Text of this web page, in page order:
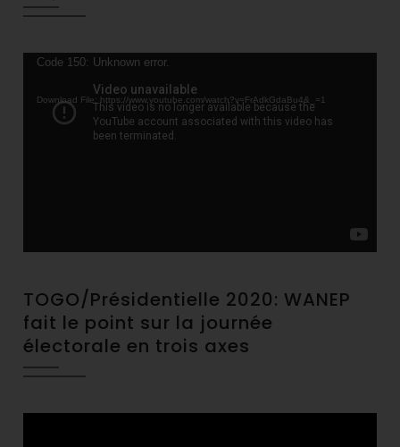
Video
Code 150: Unknown error.
Download File: https://www.youtube.com/watch?v=FrAdkGdaBu4&_=1
TOGO/Présidentielle 2020: WANEP
fait le point sur la journée
électorale en trois axes